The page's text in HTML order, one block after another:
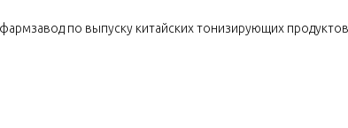
по выпуску китайских тонизирующих